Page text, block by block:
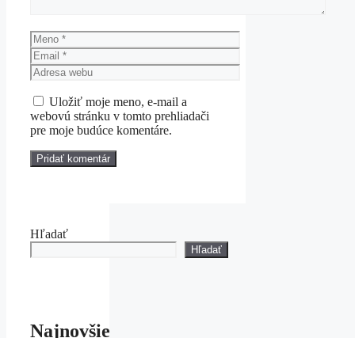
Meno
Email
Adresa
webu
Uložiť moje meno, e-mail a
webovú stránku v tomto prehliadači
pre moje budúce komentáre.
Hľadať
Hľadať
Najnovšie